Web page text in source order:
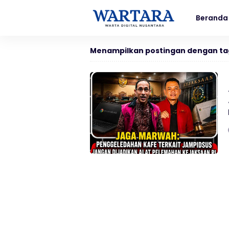
Beranda
Menampilkan postingan dengan